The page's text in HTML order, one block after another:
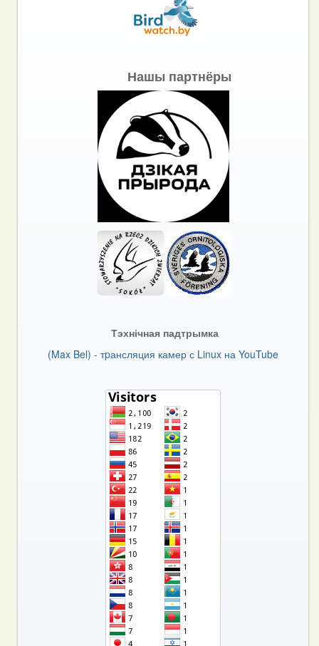
Нашы партнёры
Тэхнічная падтрымка
(Max Bel) - тpансляция камер с Linux на YouTube